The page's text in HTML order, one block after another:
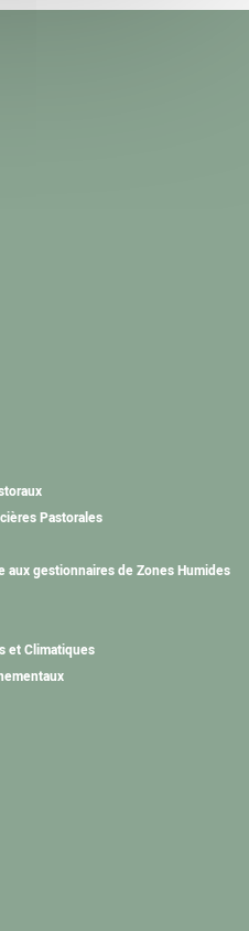
Pastorales
aux gestionnaires de Zones Humides
et Climatiques